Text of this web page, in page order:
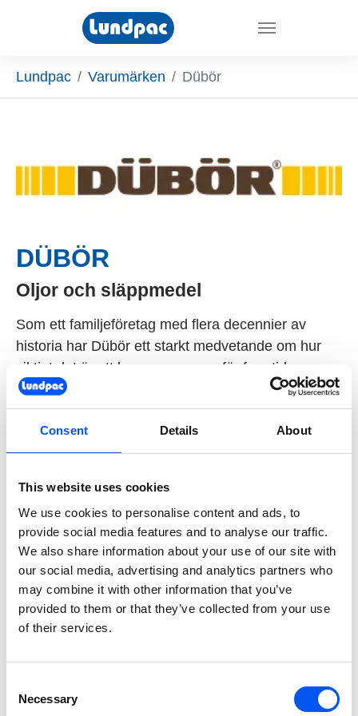
Consent Details About
This website uses cookies
We use cookies to personalise content and ads, to
provide social media features and to analyse our traffic.
We also share information about your use of our site with
our social media, advertising and analytics partners who
may combine it with other information that you’ve
provided to them or that they’ve collected from your use
of their services.
Selection
Necessary
Skip to main content
You are here:
Lundpac Varumärken Dübör
DÜBÖR
Oljor och släppmedel
Som ett familjeföretag med flera decennier av
historia har Dübör ett starkt medvetande om hur
viktigt det är att bevara resurser för framtida
generationer. Å ena sidan handlar detta om
ekologiska åtgärder som att välja hållbart
producerade råmaterial, undvika avfall och
optimera processer för att spara energi och minska
underlägsna standardprodukter när det gäller
kvalitet och prestanda. De beslutade också tidigt
att producera släppmedel som innehåller palmolja
exklusivt med hållbart certifierad palmolja. Hos
Dübör anser man att palmolja och palmkärnolja
måste produceras på ett sätt som skyddar skogar
och respekterar de ursprungsbefolkningars,
arbetstagares och lokalsamhällens rättigheter.